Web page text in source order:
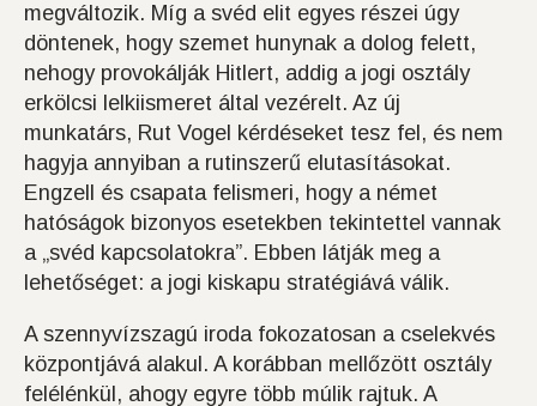
megváltozik. Míg a svéd elit egyes részei úgy
döntenek, hogy szemet hunynak a dolog felett,
nehogy provokálják Hitlert, addig a jogi osztály
erkölcsi lelkiismeret által vezérelt. Az új
munkatárs, Rut Vogel kérdéseket tesz fel, és nem
hagyja annyiban a rutinszerű elutasításokat.
Engzell és csapata felismeri, hogy a német
hatóságok bizonyos esetekben tekintettel vannak
a „svéd kapcsolatokra”. Ebben látják meg a
lehetőséget: a jogi kiskapu stratégiává válik.
A szennyvízszagú iroda fokozatosan a cselekvés
központjává alakul. A korábban mellőzött osztály
felélénkül, ahogy egyre több múlik rajtuk. A